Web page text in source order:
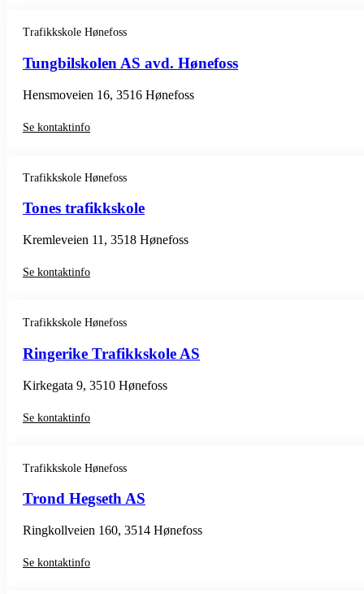
Trafikkskole Hønefoss
Tungbilskolen AS avd. Hønefoss
Hensmoveien 16, 3516 Hønefoss
Se kontaktinfo
Trafikkskole Hønefoss
Tones trafikkskole
Kremleveien 11, 3518 Hønefoss
Se kontaktinfo
Trafikkskole Hønefoss
Ringerike Trafikkskole AS
Kirkegata 9, 3510 Hønefoss
Se kontaktinfo
Trafikkskole Hønefoss
Trond Hegseth AS
Ringkollveien 160, 3514 Hønefoss
Se kontaktinfo